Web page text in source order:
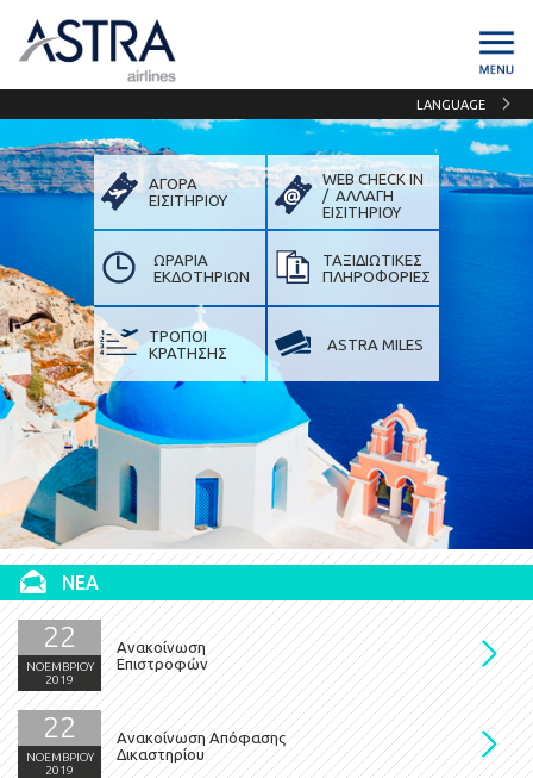
LANGUAGE
ΑΓΟΡΑ
ΕΙΣΙΤΗΡΙΟΥ
WEB CHECK IN
/ ΑΛΛΑΓΗ
ΕΙΣIΤΗΡΙΟΥ
ΩΡΑΡΙΑ
ΕΚΔΟΤΗΡΙΩΝ
ΤΑΞΙΔΙΩΤΙΚΕΣ
ΠΛΗΡΟΦΟΡΙΕΣ
ΤΡΟΠΟΙ
ΚΡΑΤΗΣΗΣ
ASTRA MILES
ΝΕΑ
22
ΝΟΕΜΒΡΙΟΥ
2019
Ανακοίνωση
Επιστροφών
22
ΝΟΕΜΒΡΙΟΥ
2019
Ανακοίνωση Απόφασης
Δικαστηρίου